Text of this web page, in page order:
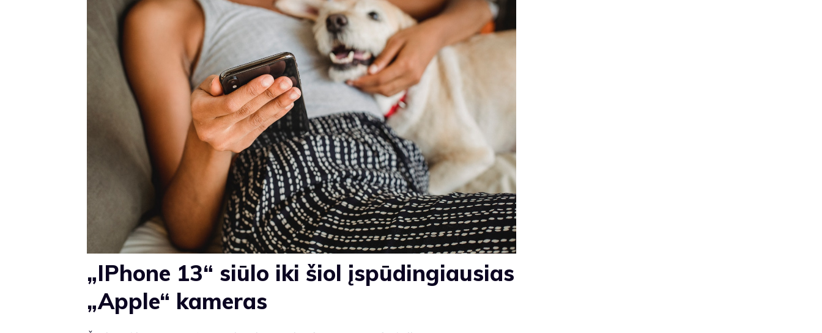
„IPhone 13“ siūlo iki šiol įspūdingiausias
„Apple“ kameras